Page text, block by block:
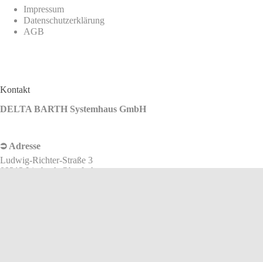
Impressum
Datenschutzerklärung
AGB
Kontakt
DELTA BARTH Systemhaus GmbH
⮊ Adresse
Ludwig-Richter-Straße 3
09212 Limbach-Oberfrohna